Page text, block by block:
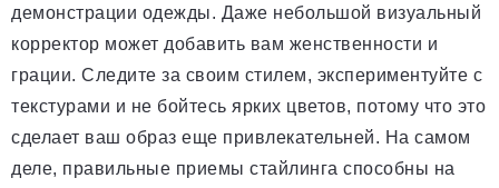
демонстрации одежды. Даже небольшой визуальный
корректор может добавить вам женственности и
грации. Следите за своим стилем, экспериментуйте с
текстурами и не бойтесь ярких цветов, потому что это
сделает ваш образ еще привлекательней. На самом
деле, правильные приемы стайлинга способны на